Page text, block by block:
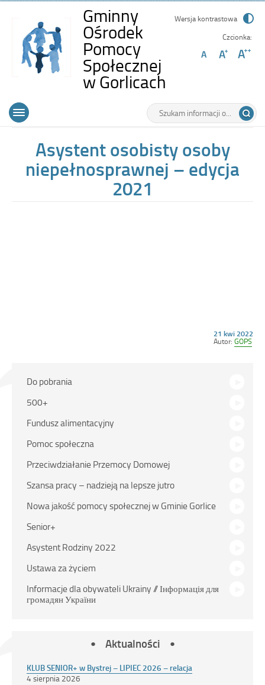
Gminny
Ośrodek
Pomocy
Społecznej
w Gorlicach
Asystent
osobisty
osoby
–
edycja
Wersja kontrastowa
Czcionka:
Wyszukiwarka
Tutaj
wpisz
Górne
Otwórz
Asystent osobisty osoby
niepełnosprawnej – edycja
2021
Opublikowano
w
21 kwi 2022
Autor: GOPS
skróty
Do pobrania
500+
Fundusz alimentacyjny
Pomoc społeczna
Przeciwdziałanie Przemocy Domowej
Szansa pracy – nadzieją na lepsze jutro
Nowa jakość pomocy społecznej w Gminie Gorlice
Senior+
Asystent Rodziny 2022
Ustawa za życiem
Informacje dla obywateli Ukrainy // Інформація для
громадян України
Aktualności
KLUB SENIOR+ w Bystrej – LIPIEC 2026 – relacja
4 sierpnia 2026